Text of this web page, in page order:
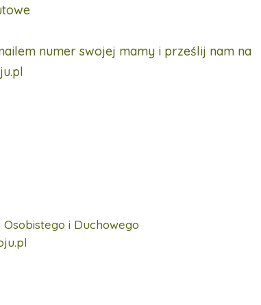
numer swojej mamy i prześlij nam na
i Duchowego